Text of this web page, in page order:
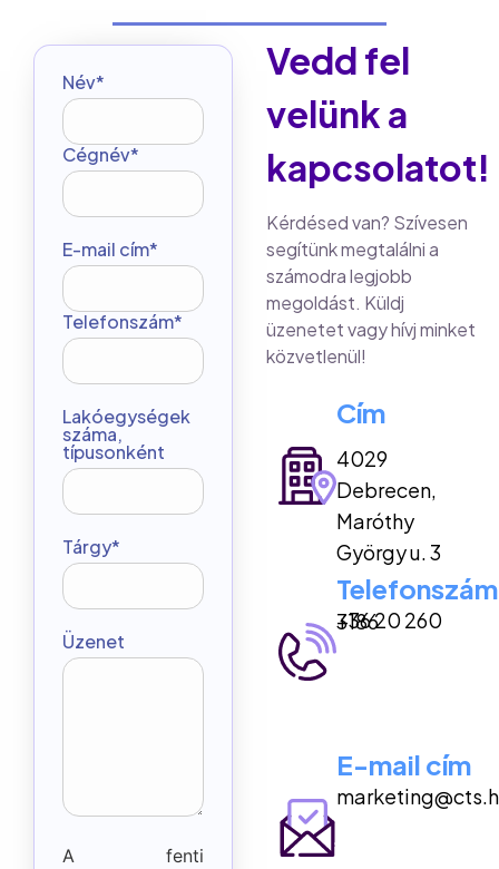
Név*
Cégnév*
E-mail cím*
Telefonszám*
Lakóegységek
száma,
típusonként
Tárgy*
Üzenet
A fenti
Vedd fel
velünk a
kapcsolatot!
Kérdésed van? Szívesen
segítünk megtalálni a
számodra legjobb
megoldást. Küldj
üzenetet vagy hívj minket
közvetlenül!
Cím
4029
Debrecen,
Maróthy
György u. 3
Telefonszám
+36 20 260 3186
E-mail cím